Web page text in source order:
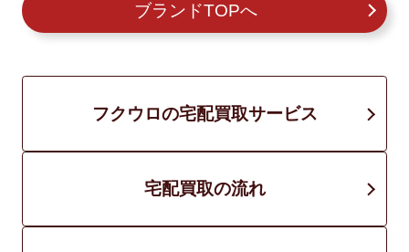
ブランドTOPへ
フクウロの宅配買取サービス
宅配買取の流れ